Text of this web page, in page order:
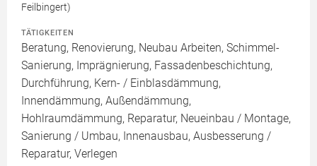
Feilbingert)
TÄTIGKEITEN
Beratung, Renovierung, Neubau Arbeiten, Schimmel-
Sanierung, Imprägnierung, Fassadenbeschichtung,
Durchführung, Kern- / Einblasdämmung,
Innendämmung, Außendämmung,
Hohlraumdämmung, Reparatur, Neueinbau / Montage,
Sanierung / Umbau, Innenausbau, Ausbesserung /
Reparatur, Verlegen